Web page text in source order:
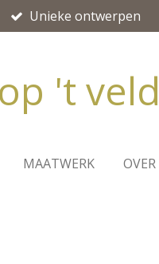
Unieke ontwerpen
't veld
MAATWERK